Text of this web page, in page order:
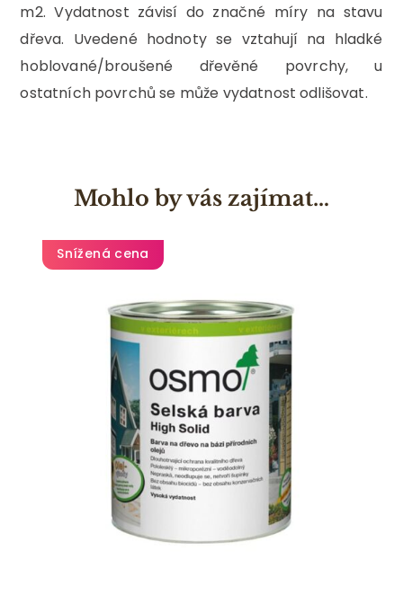
m2. Vydatnost závisí do značné míry na stavu
dřeva. Uvedené hodnoty se vztahují na hladké
hoblované/broušené dřevěné povrchy, u
ostatních povrchů se může vydatnost odlišovat.
Mohlo by vás zajímat…
Snížená cena